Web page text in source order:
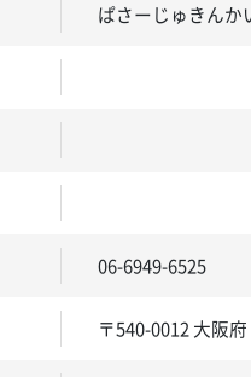
ぱさーじゅきんか
06-6949-6525
〒540-0012 大阪